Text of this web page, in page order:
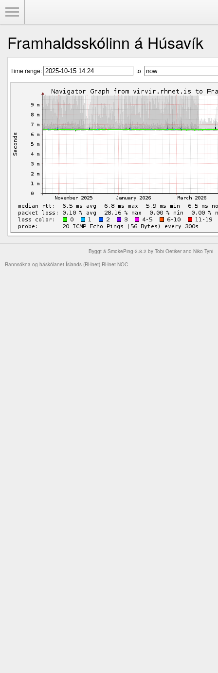
Framhaldsskólinn á Húsavík
Time range: to
Byggt á SmokePing-2.8.2 by Tobi Oetiker and Niko Tyni
Rannsókna og háskólanet Íslands (RHnet) RHnet NOC